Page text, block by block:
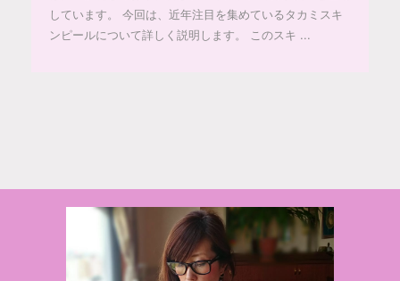
しています。 今回は、近年注目を集めているタカミスキ
ンピールについて詳しく説明します。 このスキ ...